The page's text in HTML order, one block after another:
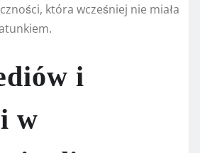
która wcześniej nie miała
i
w